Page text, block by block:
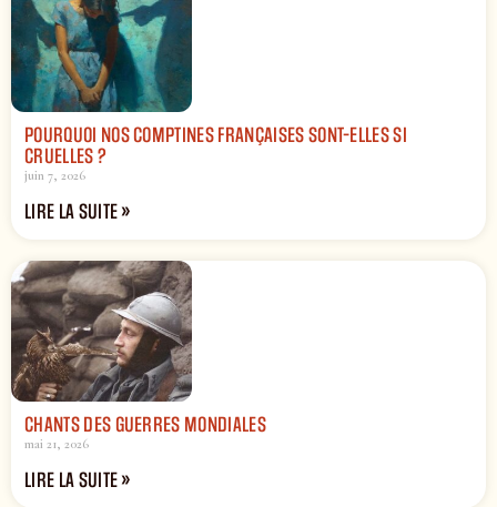
POURQUOI NOS COMPTINES FRANÇAISES SONT-ELLES SI
CRUELLES ?
juin 7, 2026
LIRE LA SUITE »
CHANTS DES GUERRES MONDIALES
mai 21, 2026
LIRE LA SUITE »